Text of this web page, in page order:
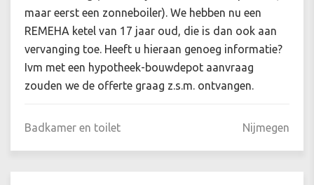
maar eerst een zonneboiler). We hebben nu een
REMEHA ketel van 17 jaar oud, die is dan ook aan
vervanging toe. Heeft u hieraan genoeg informatie?
Ivm met een hypotheek-bouwdepot aanvraag
zouden we de offerte graag z.s.m. ontvangen.
Badkamer en toilet Nijmegen